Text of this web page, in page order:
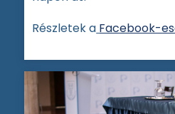
Részletek a Facebook-